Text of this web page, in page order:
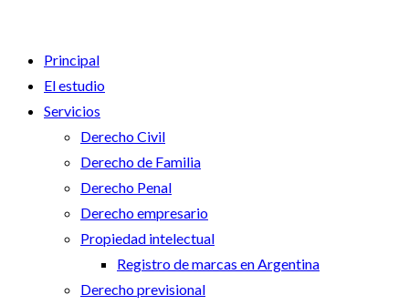
Principal
El estudio
Servicios
Derecho Civil
Derecho de Familia
Derecho Penal
Derecho empresario
Propiedad intelectual
Registro de marcas en Argentina
Derecho previsional